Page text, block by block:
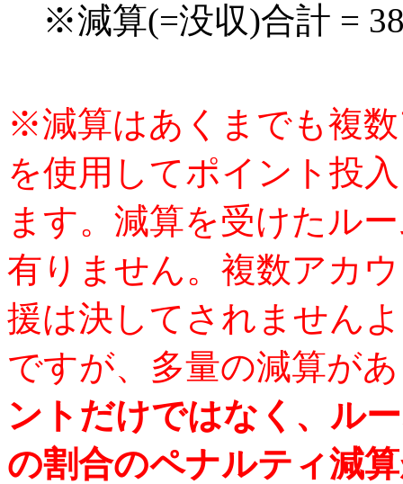
※減算(=没収)合計 =
※減算はあくまでも複
を使用してポイント投
ます。減算を受けたル
有りません。複数アカ
援は決してされません
ですが、多量の減算が
ントだけではなく、ル
の割合のペナルティ減